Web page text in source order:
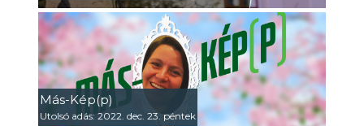
Más-Kép(p)
Utolsó adás: 2022. dec. 23. péntek